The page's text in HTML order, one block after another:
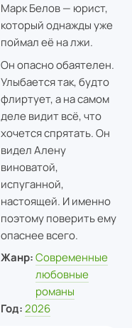
Марк Белов — юрист,
который однажды уже
поймал её на лжи.
Он опасно обаятелен.
Улыбается так, будто
флиртует, а на самом
деле видит всё, что
хочется спрятать. Он
видел Алену
виноватой,
испуганной,
настоящей. И именно
поэтому поверить ему
опаснее всего.
Жанр: Современные
любовные
романы
Год: 2026